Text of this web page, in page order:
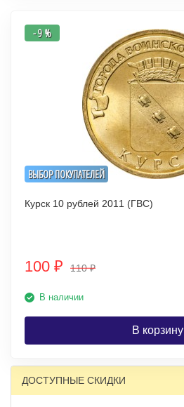
ВЫБОР ПОКУПАТЕЛЕЙ
- 9 %
Курск 10 рублей 2011 (ГВС)
100 ₽ 110₽
В наличии
В корзину
ДОСТУПНЫЕ СКИДКИ